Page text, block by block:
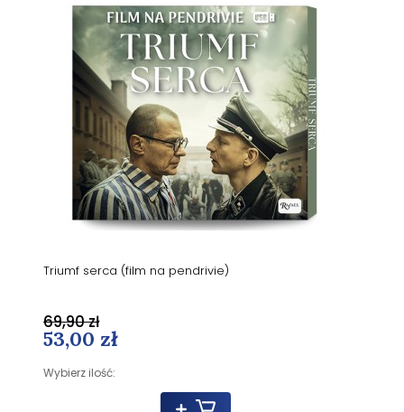
Triumf serca (film na pendrivie)
53,00 zł
Wybierz ilość:
69,90 zł